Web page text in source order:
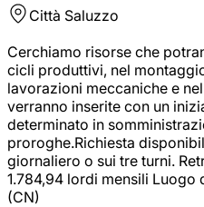
Città Saluzzo
Cerchiamo risorse che
cicli produttivi, nel
lavorazioni meccaniche e
verranno inserite con un
determinato in
proroghe.Richiesta
giornaliero o sui tre turni.
1.784,94 lordi mensili
(CN)